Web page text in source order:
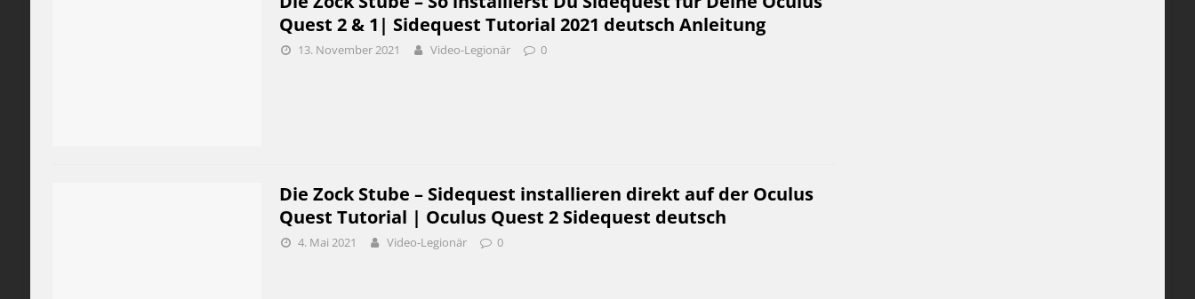
Quest 2 & 1| Sidequest Tutorial 2021 deutsch Anleitung
13. November 2021 Video-Legionär 0
Die Zock Stube – Sidequest installieren direkt auf der Oculus
Quest Tutorial | Oculus Quest 2 Sidequest deutsch
4. Mai 2021 Video-Legionär 0